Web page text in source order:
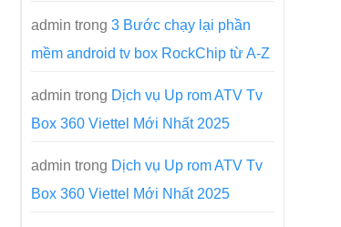
admin trong 3 Bước chạy lại phần
mềm android tv box RockChip từ A-Z
admin trong Dịch vụ Up rom ATV Tv
Box 360 Viettel Mới Nhất 2025
admin trong Dịch vụ Up rom ATV Tv
Box 360 Viettel Mới Nhất 2025